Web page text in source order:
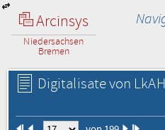
Arcinsys
Niedersachsen
Bremen
Digitalisate von